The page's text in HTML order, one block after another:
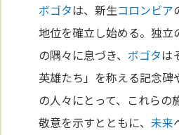
ボゴタは、新生コロンビア
地位を確立し始める。独立
の隅々に息づき、 ボゴタは
英雄たち」を称える記念碑
の人々にとって、これらの
敬意を示すとともに、未来